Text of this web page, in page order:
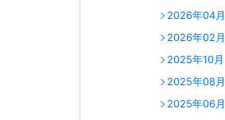
2026年04月
2026年02月
2025年10月
2025年08月
2025年06月